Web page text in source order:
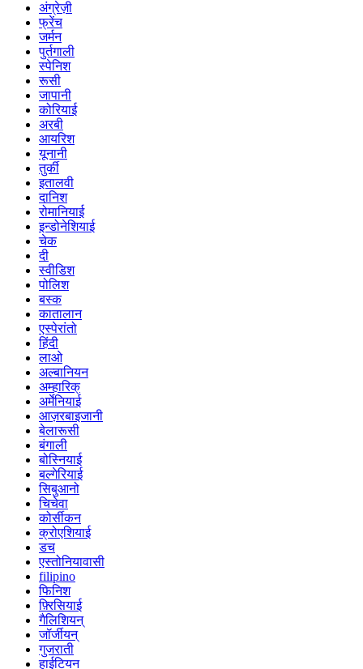
अंग्रेज़ी
फ्रेंच
जर्मन
पुर्तगाली
स्पेनिश
रूसी
जापानी
कोरियाई
अरबी
आयरिश
यूनानी
तुर्की
इतालवी
दानिश
रोमानियाई
इन्डोनेशियाई
चेक
दी
स्वीडिश
पोलिश
बस्क
कातालान
एस्पेरांतो
हिंदी
लाओ
अल्बानियन
अम्हारिक्
अर्मेनियाई
आज़रबाइजानी
बेलारूसी
बंगाली
बोस्नियाई
बल्गेरियाई
सिबुआनो
चिचेवा
कोर्सीकन
क्रोएशियाई
डच
एस्तोनियावासी
filipino
फिनिश
फ़्रिसियाई
गैलिशियन्
जॉर्जीयन्
गुजराती
हाईटियन